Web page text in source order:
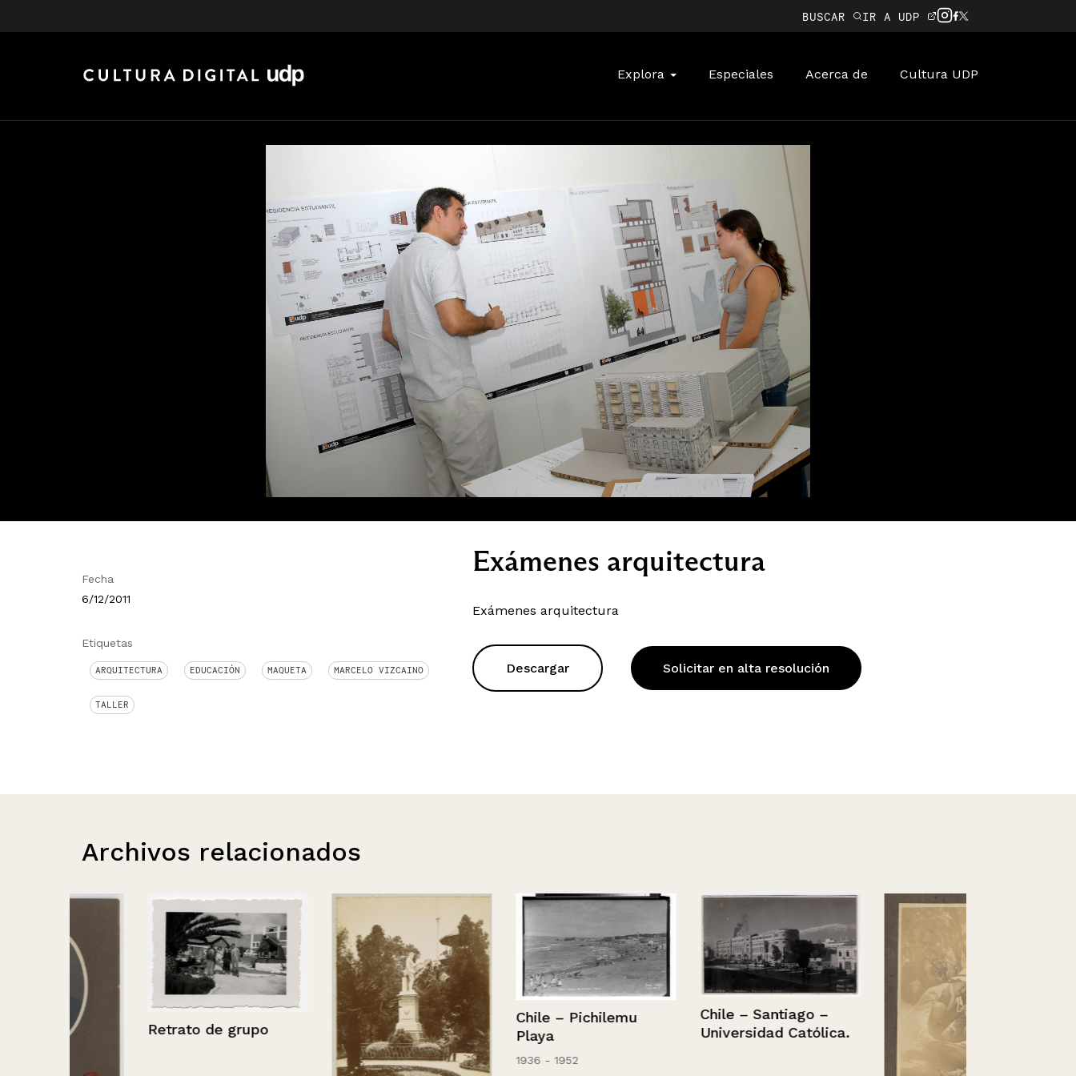
BUSCAR IR A UDP
Explora Especiales Acerca de Cultura UDP
Fecha
6/12/2011
Etiquetas
ARQUITECTURA EDUCACIÓN MAQUETA MARCELO VIZCAINO
TALLER
Exámenes arquitectura
Exámenes arquitectura
Descargar Solicitar en alta resolución
Archivos relacionados
Retrato de grupo
Chile – Pichilemu
Playa
1936 - 1952
Chile – Santiago –
Universidad Católica.